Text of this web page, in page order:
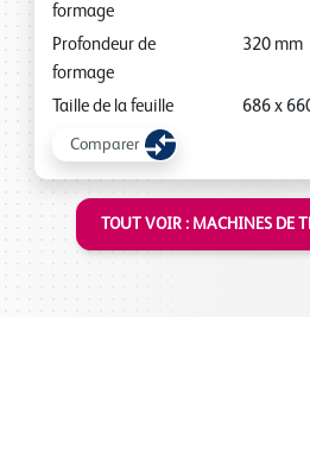
formage
Profondeur de
formage
320 mm
Taille de la feuille 686 x
Comparer
TOUT VOIR : MACHINES DE